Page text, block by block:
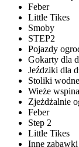
Feber
Little Tikes
Smoby
STEP2
Pojazdy
Gokarty dla
Jeździki dla
Stoliki
Wieże
Zjeżdżalnie
Feber
Step 2
Little Tikes
Inne